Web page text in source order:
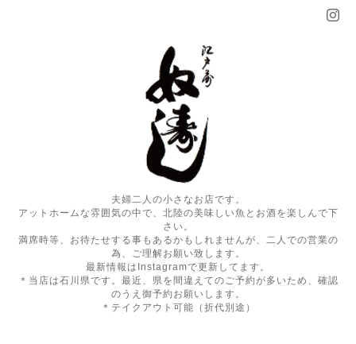
夫婦二人の小さなお店です。
アットホームな雰囲気の中で、北陸の美味しい魚とお酒を楽しんで下
さい。
満席時等、お待たせする事もあるかもしれませんが、二人での営業の
為、ご理解お願い致します。
最新情報はInstagramで更新してます。
＊当店は石川県です。最近、県を間違えてのご予約が多いため、確認
のうえ御予約お願いします。
＊テイクアウト可能（折代別途）